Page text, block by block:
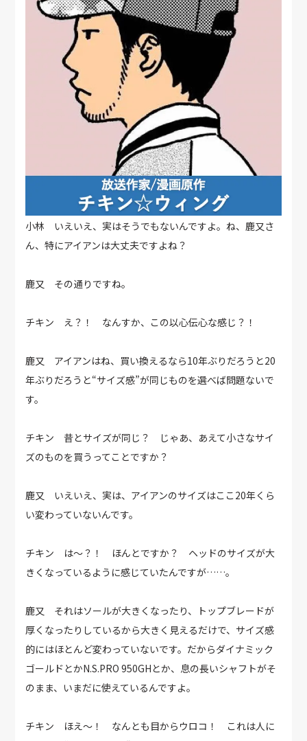
小林 いえいえ、実はそうでもないんですよ。ね、鹿又さ
ん、特にアイアンは大丈夫ですよね？
鹿又 その通りですね。
チキン え？！ なんすか、この以心伝心な感じ？！
鹿又 アイアンはね、買い換えるなら10年ぶりだろうと20
年ぶりだろうと“サイズ感”が同じものを選べば問題ないで
す。
チキン 昔とサイズが同じ？ じゃあ、あえて小さなサイ
ズのものを買うってことですか？
鹿又 いえいえ、実は、アイアンのサイズはここ20年くら
い変わっていないんです。
チキン は～？！ ほんとですか？ ヘッドのサイズが大
きくなっているように感じていたんですが……。
鹿又 それはソールが大きくなったり、トップブレードが
厚くなったりしているから大きく見えるだけで、サイズ感
的にはほとんど変わっていないです。だからダイナミック
ゴールドとかN.S.PRO 950GHとか、息の長いシャフトがそ
のまま、いまだに使えているんですよ。
チキン ほえ〜！ なんとも目からウロコ！ これは人に